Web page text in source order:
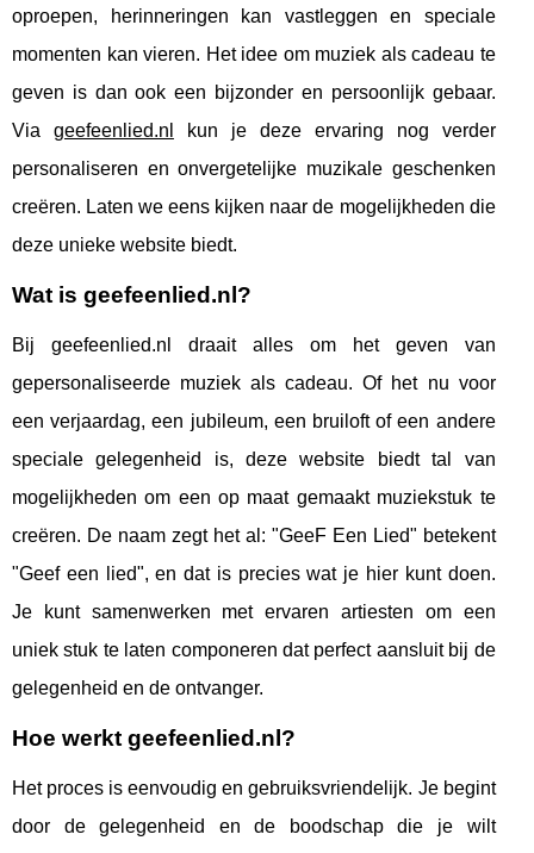
oproepen, herinneringen kan vastleggen en speciale
momenten kan vieren. Het idee om muziek als cadeau te
geven is dan ook een bijzonder en persoonlijk gebaar.
Via geefeenlied.nl
kun je deze ervaring nog verder
personaliseren en onvergetelijke muzikale geschenken
creëren. Laten we eens kijken naar de mogelijkheden die
deze unieke website biedt.
Wat is geefeenlied.nl?
Bij geefeenlied.nl draait alles om het geven van
gepersonaliseerde muziek als cadeau. Of het nu voor
een verjaardag, een jubileum, een bruiloft of een andere
speciale gelegenheid is, deze website biedt tal van
mogelijkheden om een op maat gemaakt muziekstuk te
creëren. De naam zegt het al: "GeeF Een Lied" betekent
"Geef een lied", en dat is precies wat je hier kunt doen.
Je kunt samenwerken met ervaren artiesten om een
uniek stuk te laten componeren dat perfect aansluit bij de
gelegenheid en de ontvanger.
Hoe werkt geefeenlied.nl?
Het proces is eenvoudig en gebruiksvriendelijk. Je begint
door de gelegenheid en de boodschap die je wilt